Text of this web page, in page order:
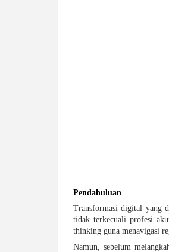
Pendahuluan
Transformasi digital yang
tidak terkecuali profesi
thinking guna menavigasi
Namun, sebelum